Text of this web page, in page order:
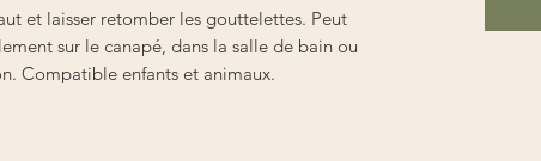
et laisser retomber les gouttelettes. Peut
sur le canapé, dans la salle de bain ou
Compatible enfants et animaux.